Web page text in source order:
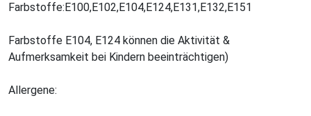
Farbstoffe:E100,E102,E104,E124,E131,E132,E151
Farbstoffe E104, E124 können die Aktivität &
Aufmerksamkeit bei Kindern beeinträchtigen)
Allergene: